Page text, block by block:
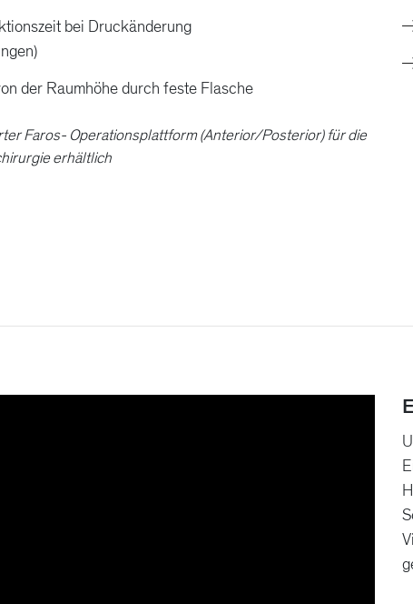
bei Druckänderung
der Raumhöhe durch feste Flasche
Faros- Operationsplattform (Anterior/Posterior) für die
erhältlich